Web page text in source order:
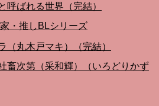
呼ばれる世界（完結）
・推しBLシリーズ
（丸木戸マキ）（完結）
畜次第（采和輝）（いろどりかず